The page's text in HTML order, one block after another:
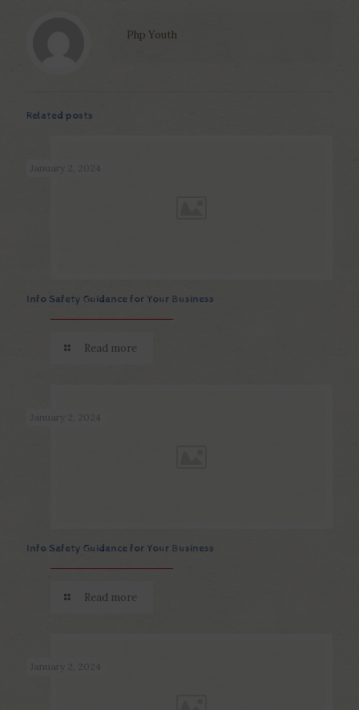
Php Youth
Related posts
January 2, 2024
Info Safety Guidance for Your Business
Read more
January 2, 2024
Info Safety Guidance for Your Business
Read more
January 2, 2024